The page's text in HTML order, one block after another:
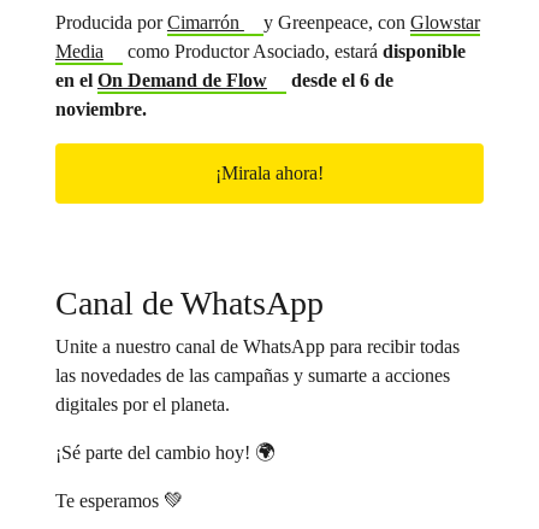
Producida porCimarrón y Greenpeace, con Glowstar
Media
como Productor Asociado, estará disponible
en el On Demand de Flow
desde el 6 de
noviembre.
¡Mirala ahora!
Canal de WhatsApp
Unite a nuestro canal de WhatsApp para recibir todas
las novedades de las campañas y sumarte a acciones
digitales por el planeta.
¡Sé parte del cambio hoy! 🌍
Te esperamos 💚